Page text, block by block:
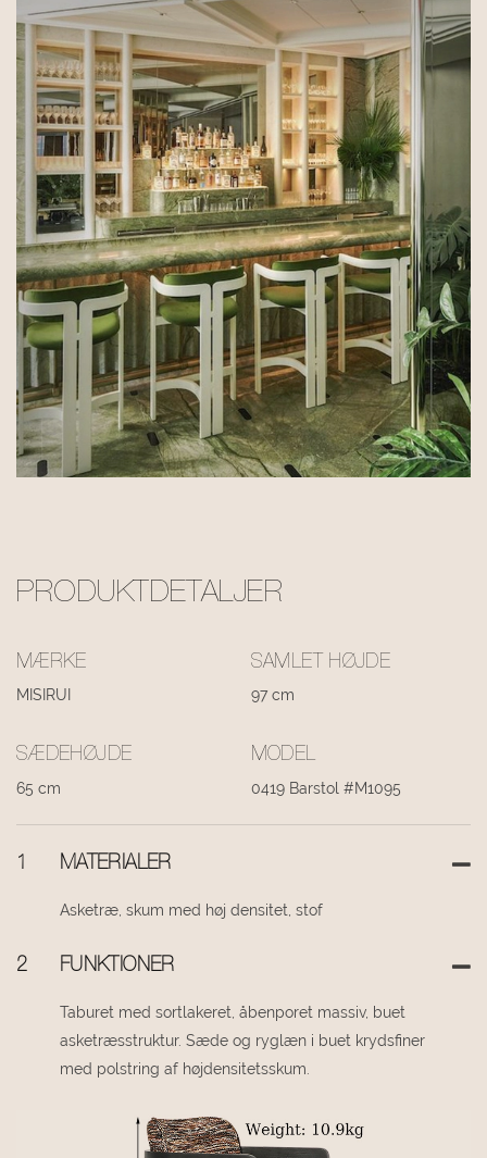
PRODUKTDETALJER
MÆRKE
MISIRUI
SAMLET HØJDE
97 cm
SÆDEHØJDE
65 cm
MODEL
0419 Barstol #M1095
1 MATERIALER
Asketræ, skum med høj densitet, stof
2 FUNKTIONER
Taburet med sortlakeret, åbenporet massiv, buet
asketræsstruktur. Sæde og ryglæn i buet krydsfiner
med polstring af højdensitetsskum.